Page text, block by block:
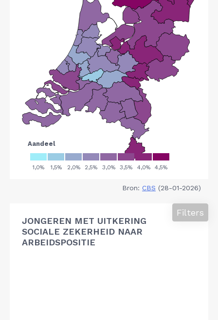
Bron: CBS (28-01-2026)
JONGEREN MET UITKERING
SOCIALE ZEKERHEID NAAR
ARBEIDSPOSITIE
Filters